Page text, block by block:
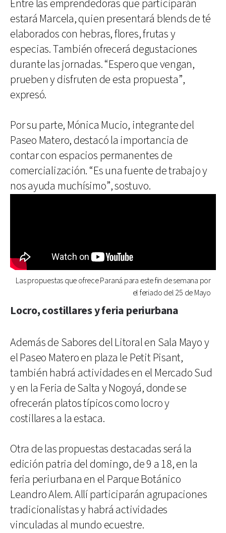
Entre las emprendedoras que participarán
estará Marcela, quien presentará blends de té
elaborados con hebras, flores, frutas y
especias. También ofrecerá degustaciones
durante las jornadas. “Espero que vengan,
prueben y disfruten de esta propuesta”,
expresó.
Por su parte, Mónica Mucio, integrante del
Paseo Matero, destacó la importancia de
contar con espacios permanentes de
comercialización. “Es una fuente de trabajo y
nos ayuda muchísimo”, sostuvo.
Las propuestas que ofrece Paraná para este fin de semana por
el feriado del 25 de Mayo
Locro, costillares y feria periurbana
Además de Sabores del Litoral en Sala Mayo y
el Paseo Matero en plaza le Petit Pisant,
también habrá actividades en el Mercado Sud
y en la Feria de Salta y Nogoyá, donde se
ofrecerán platos típicos como locro y
costillares a la estaca.
Otra de las propuestas destacadas será la
edición patria del domingo, de 9 a 18, en la
feria periurbana en el Parque Botánico
Leandro Alem. Allí participarán agrupaciones
tradicionalistas y habrá actividades
vinculadas al mundo ecuestre.